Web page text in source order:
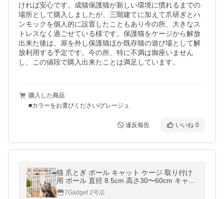
ければ安心です。成猫保護猫が新しい環境に慣れるまでの
場所として購入しましたが、三階建てに加えて爪研ぎとハ
ンモックを個人的に設置したこともあり今の所、大きなス
トレスなく過ごせている様です。保護猫をケージから解放
出来た後は、扉を外し保護猫ほか既存猫の遊び場として解
放利用する予定です。今の所、特に不満は御座いません
購入した商品
■カラーをお選びください/グレージュ
違反報告 いいね 0
猫 爪とぎ ポール キャット ケージ 取り付け
用 ポール 直径 8.5cm 高さ30〜60cm キャッ
ト タワー ねこ ネコ つめとぎ 爪研ぎ 縦型
7Gadget 2号店